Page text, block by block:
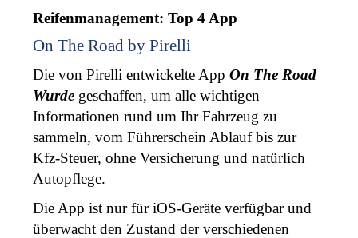
Reifenmanagement: Top 4 App
On The Road by Pirelli
Die von Pirelli entwickelte App On The Road
Wurde geschaffen, um alle wichtigen
Informationen rund um Ihr Fahrzeug zu
sammeln, vom Führerschein Ablauf bis zur
Kfz-Steuer, ohne Versicherung und natürlich
Autopflege.
Die App ist nur für iOS-Geräte verfügbar und
überwacht den Zustand der verschiedenen